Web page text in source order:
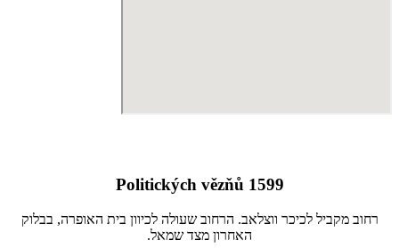
Politických vězňů 1599
רחוב מקביל לכיכר ווצלאב. הרחוב שעולה לכיוון בית האופרה, בבלוק
האחרון מצד שמאל.